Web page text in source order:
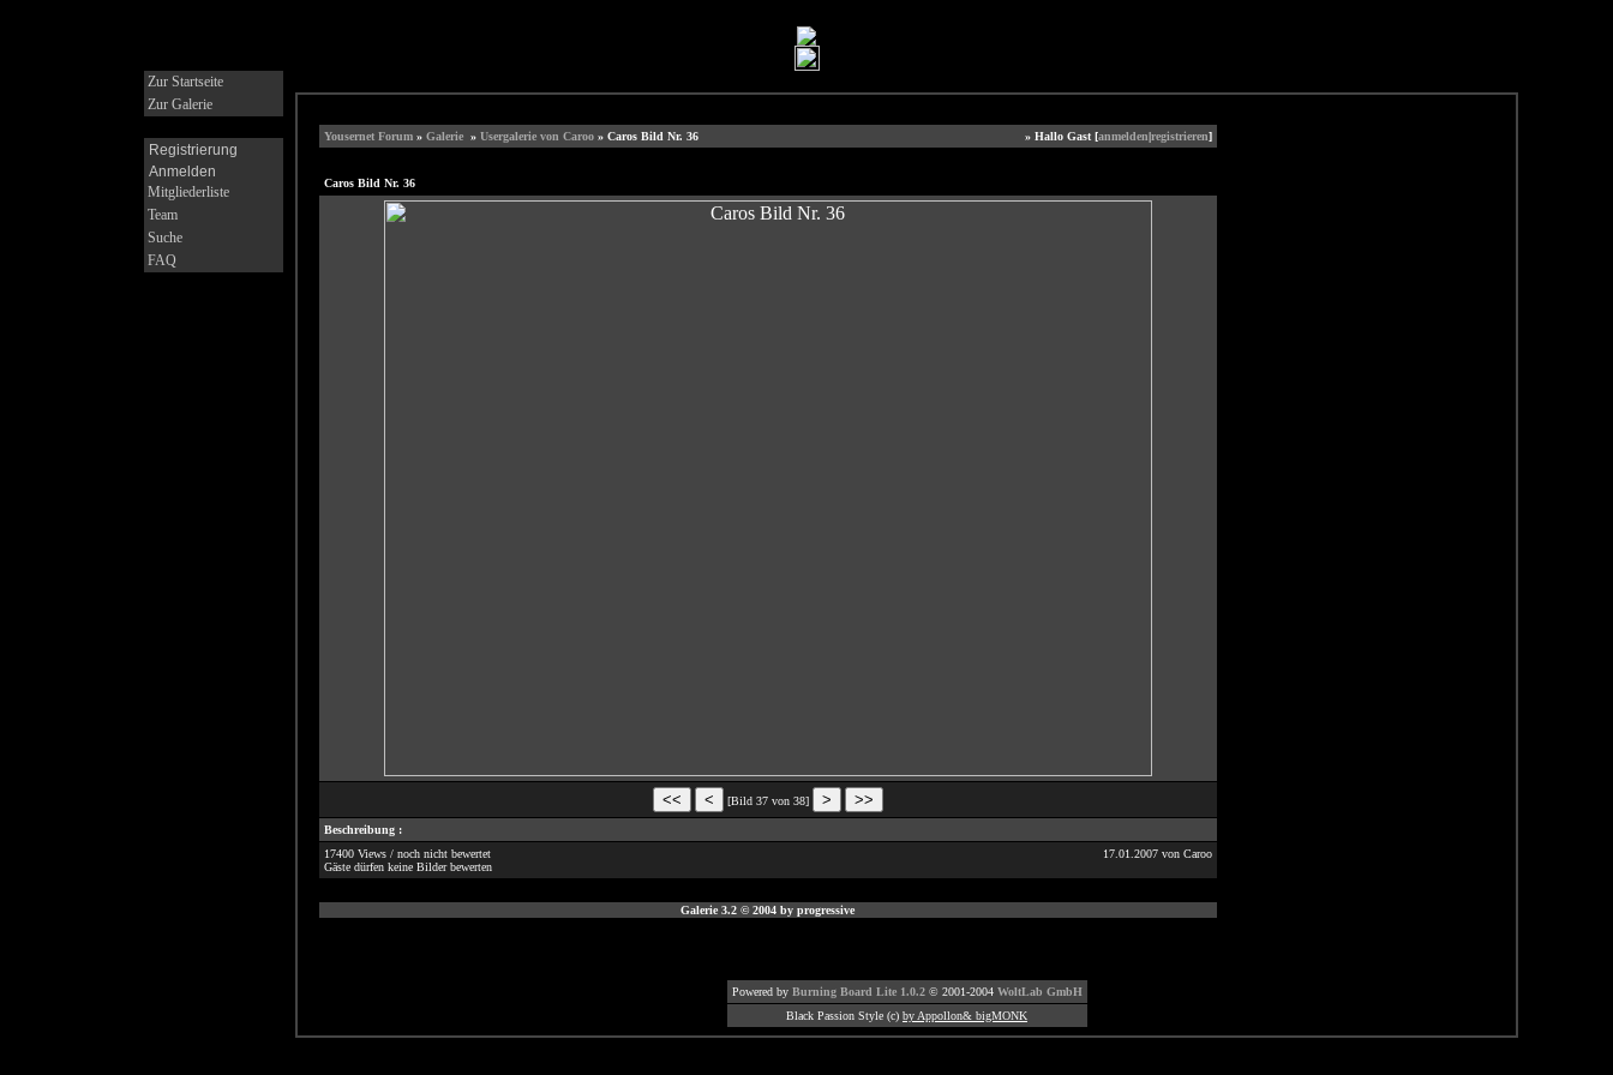
Zur Startseite
Zur Galerie
Registrierung
Anmelden
Mitgliederliste
Team
Suche
FAQ
Yousernet Forum» Galerie» Usergalerie von Caroo» Caros Bild Nr. 36 » Hallo Gast [anmelden|registrieren]
Caros Bild Nr. 36
[Bild 37 von 38]
Beschreibung :
17400 Views / noch nicht bewertet
17.01.2007 von Caroo
Gäste dürfen keine Bilder bewerten
Galerie 3.2 © 2004 by progressive
Powered by Burning Board Lite 1.0.2© 2001-2004 WoltLab GmbH
Black Passion Style (c) by Appollon& bigMONK